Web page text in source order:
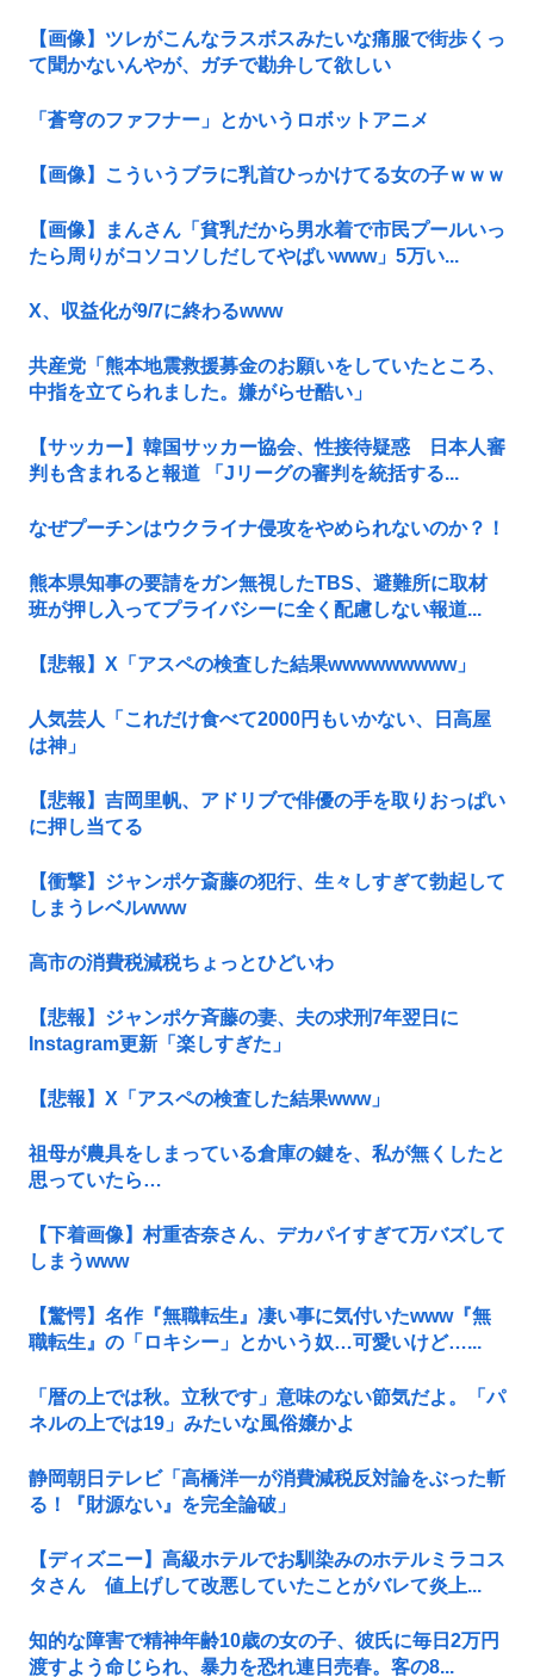
【画像】ツレがこんなラスボスみたいな痛服で街歩くっ
て聞かないんやが、ガチで勘弁して欲しい
「蒼穹のファフナー」とかいうロボットアニメ
【画像】こういうブラに乳首ひっかけてる女の子ｗｗｗ
【画像】まんさん「貧乳だから男水着で市民プールいっ
たら周りがコソコソしだしてやばいwww」5万い...
X、収益化が9/7に終わるwww
共産党「熊本地震救援募金のお願いをしていたところ、
中指を立てられました。嫌がらせ酷い」
【サッカー】韓国サッカー協会、性接待疑惑 日本人審
判も含まれると報道 「Jリーグの審判を統括する...
なぜプーチンはウクライナ侵攻をやめられないのか？！
熊本県知事の要請をガン無視したTBS、避難所に取材
班が押し入ってプライバシーに全く配慮しない報道...
【悲報】X「アスペの検査した結果wwwwwwwww」
人気芸人「これだけ食べて2000円もいかない、日高屋
は神」
【悲報】吉岡里帆、アドリブで俳優の手を取りおっぱい
に押し当てる
【衝撃】ジャンポケ斎藤の犯行、生々しすぎて勃起して
しまうレベルwww
高市の消費税減税ちょっとひどいわ
【悲報】ジャンポケ斉藤の妻、夫の求刑7年翌日に
Instagram更新「楽しすぎた」
【悲報】X「アスペの検査した結果www」
祖母が農具をしまっている倉庫の鍵を、私が無くしたと
思っていたら…
【下着画像】村重杏奈さん、デカパイすぎて万バズして
しまうwww
【驚愕】名作『無職転生』凄い事に気付いたwww『無
職転生』の「ロキシー」とかいう奴…可愛いけど…...
「暦の上では秋。立秋です」意味のない節気だよ。「パ
ネルの上では19」みたいな風俗嬢かよ
静岡朝日テレビ「高橋洋一が消費減税反対論をぶった斬
る！『財源ない』を完全論破」
【ディズニー】高級ホテルでお馴染みのホテルミラコス
タさん 値上げして改悪していたことがバレて炎上...
知的な障害で精神年齢10歳の女の子、彼氏に毎日2万円
渡すよう命じられ、暴力を恐れ連日売春。客の8...